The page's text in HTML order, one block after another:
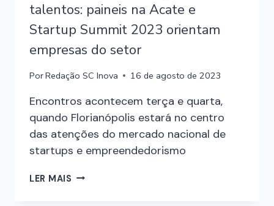
talentos: paineis na Acate e
Startup Summit 2023 orientam
empresas do setor
PorRedação SC Inova 16 de agosto de 2023
Encontros acontecem terça e quarta,
quando Florianópolis estará no centro
das atenções do mercado nacional de
startups e empreendedorismo
LER MAIS